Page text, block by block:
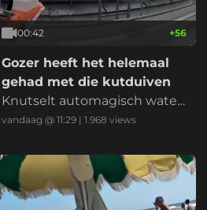
00:42 +56
Gozer heeft het helemaal
gehad met die kutduiven
Knutselt automagisch water
pistool om ze weg te jagen
vandaag @ 11:29 |1.968 views